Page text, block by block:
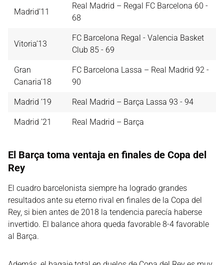
Madrid’11
Real Madrid – Regal FC Barcelona 60 -
68
Vitoria’13
FC Barcelona Regal - Valencia Basket
Club 85 - 69
Gran
Canaria’18
FC Barcelona Lassa – Real Madrid 92 -
90
Madrid ‘19 Real Madrid – Barça Lassa 93 - 94
Madrid ’21 Real Madrid – Barça
El Barça toma ventaja en finales de Copa del
Rey
El cuadro barcelonista siempre ha logrado grandes
resultados ante su eterno rival en finales de la Copa del
Rey, si bien antes de 2018 la tendencia parecía haberse
invertido. El balance ahora queda favorable 8-4 favorable
al Barça.